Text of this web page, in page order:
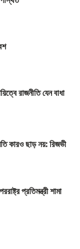
রাজনীতি যেন বাধা
কারও ছাড় নয়: রিজভী
প্রতিমন্ত্রী শামা